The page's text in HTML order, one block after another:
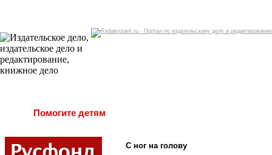
Помогите детям
С ног на голову